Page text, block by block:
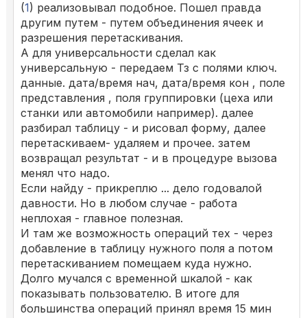
(1) реализовывал подобное. Пошел правда
другим путем - путем объединения ячеек и
разрешения перетаскивания.
А для универсальности сделал как
универсальную - передаем Тз с полями ключ.
данные. дата/время нач, дата/время кон , поле
представления , поля группировки (цеха или
станки или автомобили например). далее
разбирал таблицу - и рисовал форму, далее
перетаскиваем- удаляем и прочее. затем
возвращал результат - и в процедуре вызова
менял что надо.
Если найду - прикреплю ... дело годовалой
давности. Но в любом случае - работа
неплохая - главное полезная.
И там же возможность операций тех - через
добавление в таблицу нужного поля а потом
перетаскиванием помещаем куда нужно.
Долго мучался с временной шкалой - как
показывать пользователю. В итоге для
большинства операций принял время 15 мин